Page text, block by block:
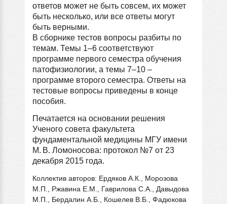
ответов может не быть совсем, их может
быть несколько, или все ответы могут
быть верными.
В сборнике тестов вопросы разбиты по
темам. Темы 1–6 соответствуют
программе первого семестра обучения
патофизиологии, а темы 7–10 –
программе второго семестра. Ответы на
тестовые вопросы приведены в конце
пособия.
Печатается на основании решения
Ученого совета факультета
фундаментальной медицины МГУ имени
М. В. Ломоносова: протокол №7 от 23
декабря 2015 года.
Коллектив авторов: Ердяков А.К., Морозова
М.П., Ржавина Е.М., Гаврилова С.А., Давыдова
М.П., Бердалин А.Б., Кошелев В.Б., Фадюкова